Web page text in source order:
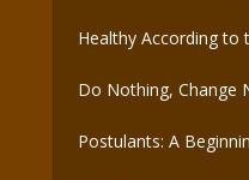
Healthy According to
Do Nothing, Change
Postulants: A